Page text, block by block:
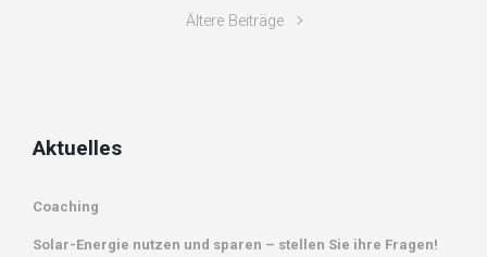
Ältere Beiträge
Aktuelles
Coaching
Solar-Energie nutzen und sparen – stellen Sie ihre Fragen!